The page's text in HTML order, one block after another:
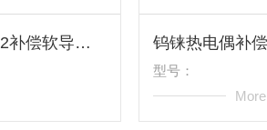
ZRC-KXHF46P2V22补偿软导线1*2*1.5mm
型号：
More